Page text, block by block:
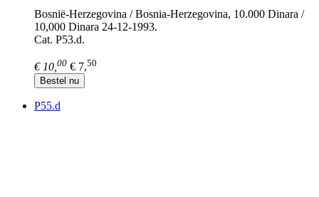
Bosnië-Herzegovina / Bosnia-Herzegovina, 10.000 Dinara /
10,000 Dinara 24-12-1993.
Cat. P53.d.
€ 10, 00 € 7,50
Bestel nu
P55.d